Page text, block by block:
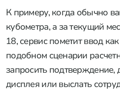
К примеру, когда обычно
кубометра, а за текущий
18, сервис пометит ввод
подобном сценарии
запросить подтверждение,
дисплея или выслать